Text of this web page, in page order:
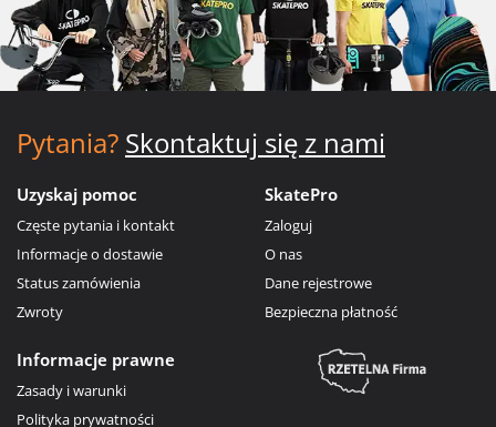
Pytania? Skontaktuj się z nami
Uzyskaj pomoc
Częste pytania i kontakt
Informacje o dostawie
Status zamówienia
Zwroty
SkatePro
Zaloguj
O nas
Dane rejestrowe
Bezpieczna płatność
Informacje prawne
Zasady i warunki
Polityka prywatności